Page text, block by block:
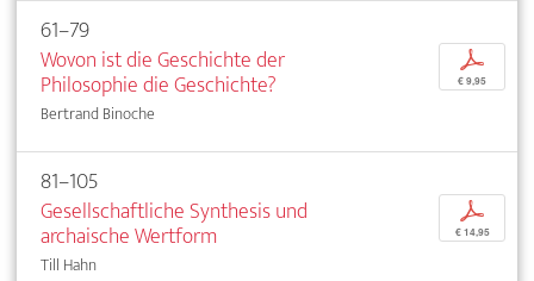
61–79
Wovon ist die Geschichte der
Philosophie die Geschichte?
Bertrand Binoche
p
€ 9,95
81–105
Gesellschaftliche Synthesis und
archaische Wertform
Till Hahn
p
€ 14,95